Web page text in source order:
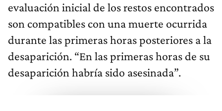
evaluación inicial de los restos encontrados
son compatibles con una muerte ocurrida
durante las primeras horas posteriores a la
desaparición. “En las primeras horas de su
desaparición habría sido asesinada”.